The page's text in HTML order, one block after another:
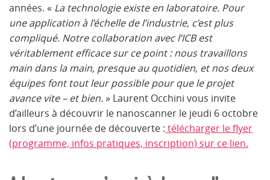
années. « La technologie existe en laboratoire. Pour
une application à l’échelle de l’industrie, c’est plus
compliqué. Notre collaboration avec l’ICB est
véritablement efficace sur ce point : nous travaillons
main dans la main, presque au quotidien, et nos deux
équipes font tout leur possible pour que le projet
avance vite – et bien.» Laurent Occhini vous invite
d’ailleurs à découvrir le nanoscanner le jeudi 6 octobre
lors d’une journée de découverte : télécharger le flyer
(programme, infos pratiques, inscription) sur ce lien.